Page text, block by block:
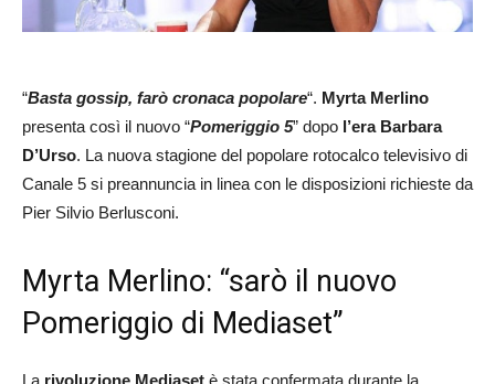
“Basta gossip, farò cronaca popolare“. Myrta Merlino
presenta così il nuovo “Pomeriggio 5” dopo l’era Barbara
D’Urso. La nuova stagione del popolare rotocalco televisivo di
Canale 5 si preannuncia in linea con le disposizioni richieste da
Pier Silvio Berlusconi.
Myrta Merlino: “sarò il nuovo
Pomeriggio di Mediaset”